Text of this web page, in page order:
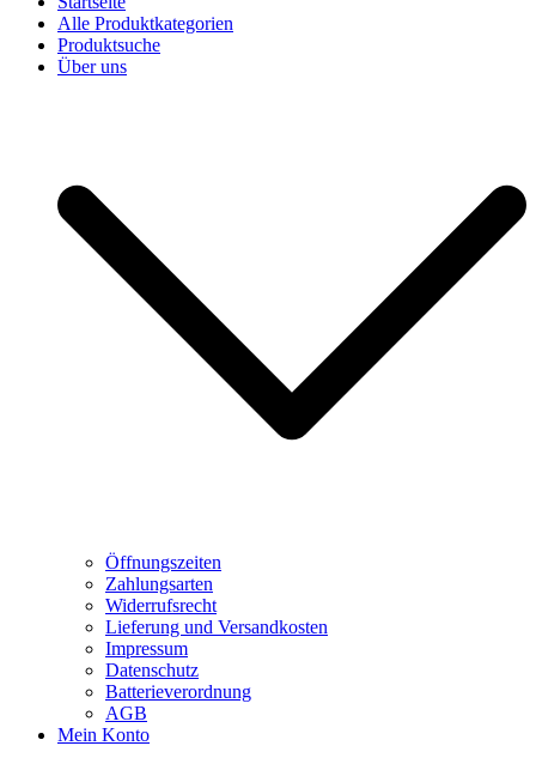
Alle Produktkategorien
Produktsuche
Über uns
Öffnungszeiten
Zahlungsarten
Widerrufsrecht
Lieferung und Versandkosten
Impressum
Datenschutz
Batterieverordnung
AGB
Mein Konto